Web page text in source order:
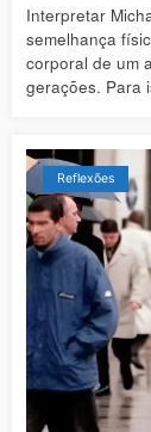
Interpretar
semelhança
corporal de um
gerações. Para
Reflexões